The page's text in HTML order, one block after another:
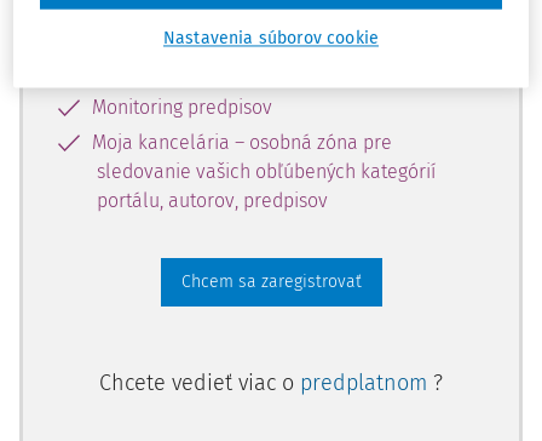
vybranému obsahu:
Monitoring predpisov
Moja kancelária – osobná zóna pre
sledovanie vašich obľúbených kategórií
portálu, autorov, predpisov
Chcem sa zaregistrovať
Chcete vedieť viac o predplatnom ?
Nastavenia súborov cookie